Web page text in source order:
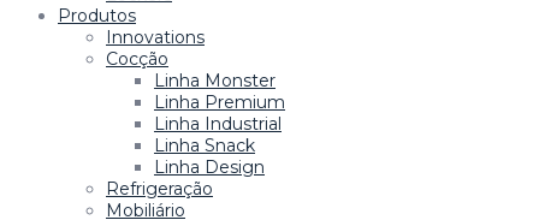
Produtos
Innovations
Cocção
Linha Monster
Linha Premium
Linha Industrial
Linha Snack
Linha Design
Refrigeração
Mobiliário